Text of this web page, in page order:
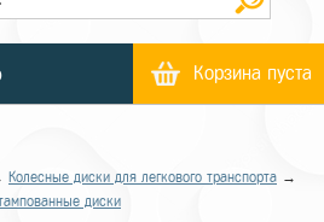
Корзина пуста
Колесные диски для легкового транспорта →
диски